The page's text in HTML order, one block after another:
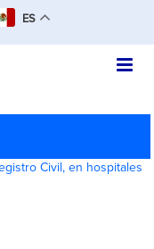
ES
Civil, en hospitales